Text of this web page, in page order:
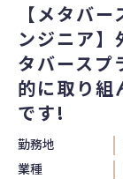
【メタバ
ンジニア】
タバースプ
的に取り組
です!
勤務地
業種